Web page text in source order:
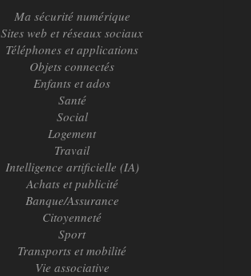
Ma sécurité numérique
Sites web et réseaux sociaux
Téléphones et applications
Objets connectés
Enfants et ados
Santé
Social
Logement
Travail
Intelligence artificielle (IA)
Achats et publicité
Banque/Assurance
Citoyenneté
Sport
Transports et mobilité
Vie associative